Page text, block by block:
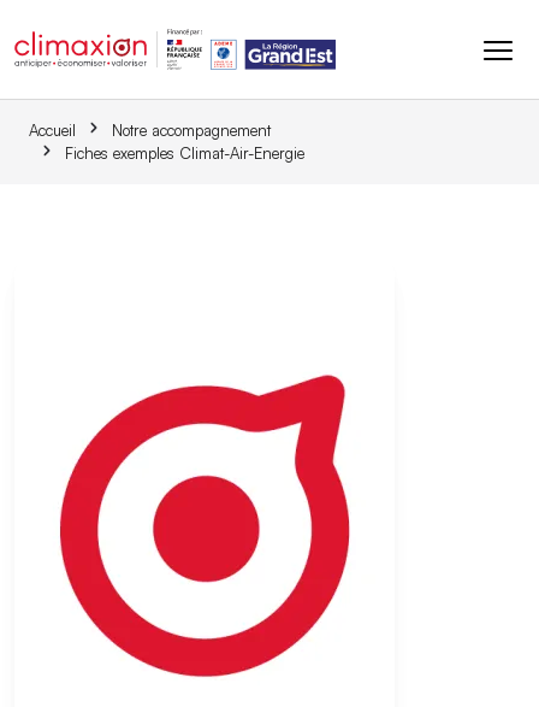
Accueil
Notre accompagnement
Fiches exemples Climat-Air-Energie